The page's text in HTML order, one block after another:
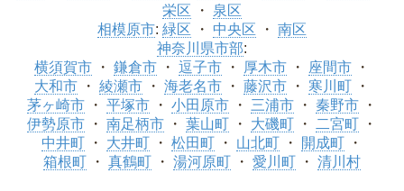
栄区
泉区
相模原市: 緑区 中央区
南区
神奈川県市部:
横須賀市
鎌倉市 逗子市 厚木市
座間市
大和市
綾瀬市 海老名市 藤沢市
寒川町
茅ヶ崎市
平塚市 小田原市 三浦市
秦野市
伊勢原市
南足柄市 葉山町 大磯町
二宮町
中井町
大井町 松田町 山北町
開成町
箱根町
真鶴町 湯河原町 愛川町 清川村